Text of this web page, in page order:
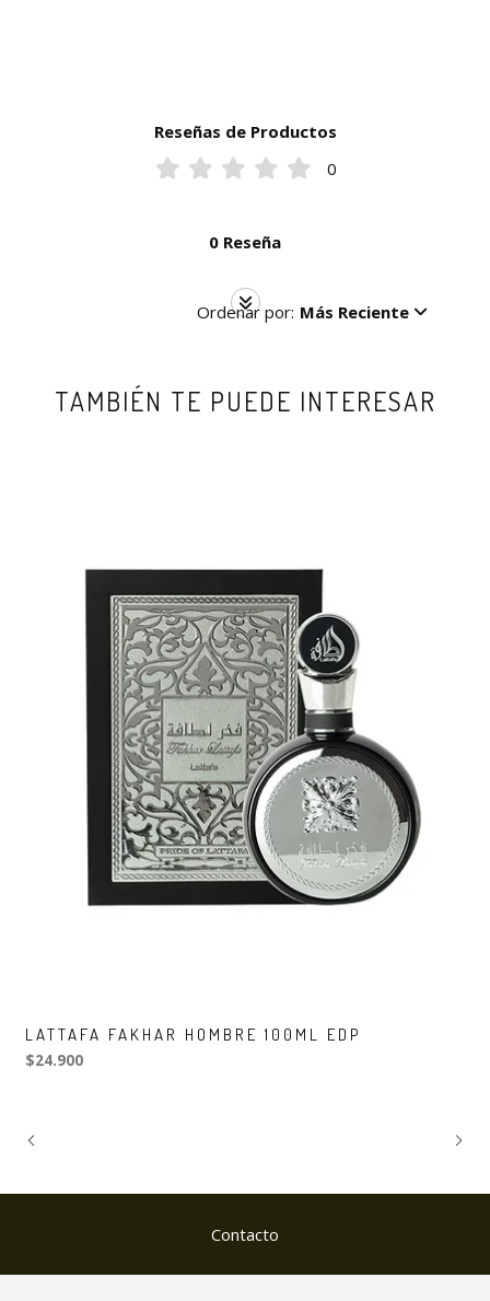
Reseñas de Productos
0
0 Reseña
Ordenar por: Más Reciente
TAMBIÉN TE PUEDE INTERESAR
LATTAFA FAKHAR HOMBRE 100ML EDP
$24.900
Contacto